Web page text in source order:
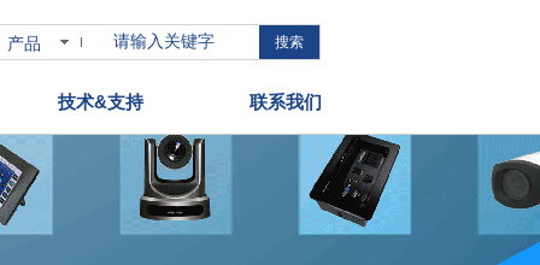
产品 搜索
技术&支持 联系我们